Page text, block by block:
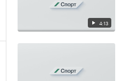
4:13